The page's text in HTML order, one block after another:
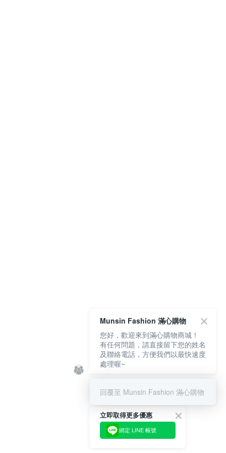
立即取得更多優惠
綁定 LINE 帳號
Munsin Fashion 滿心購物
您好，歡迎來到滿心購物商城！
有任何問題，請直接留下您的姓名
及聯絡電話，方便我們以最快速度
處理喔~
回覆至 Munsin Fashion 滿心購物